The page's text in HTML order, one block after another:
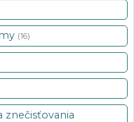
(16)
znečisťovania